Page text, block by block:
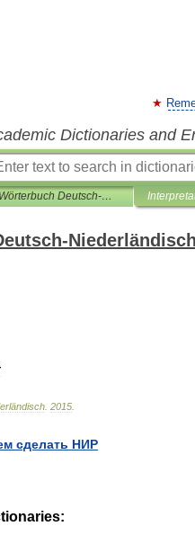
Dictionaries and
Wörterbuch Deutsch-Niederländisch
Niederländisch
2015
сделать НИР